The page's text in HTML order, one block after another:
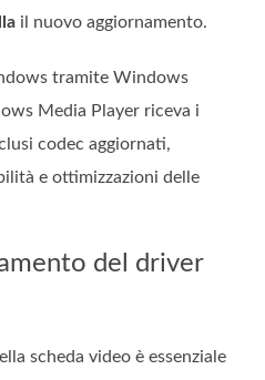
il nuovo aggiornamento.
tramite Windows
Media Player riceva i
codec aggiornati,
e ottimizzazioni delle
del driver
scheda video è essenziale